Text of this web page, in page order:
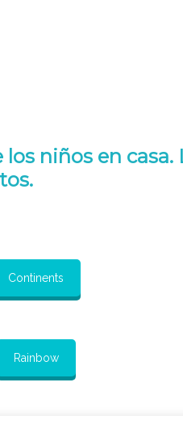
niños en casa.
Continents
Rainbow